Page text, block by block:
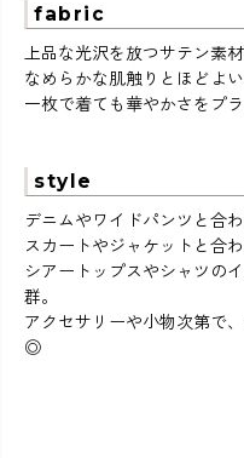
fabric
上品な光沢を放つサテン素材
なめらかな肌触りとほどよ
一枚で着ても華やかさをプ
style
デニムやワイドパンツと合
スカートやジャケットと合
シアートップスやシャツの
群。
アクセサリーや小物次第で
◎